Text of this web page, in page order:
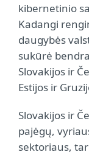
kibernetinio
Kadangi
daugybės
sukūrė
Slovakijos ir
Estijos ir
Slovakijos ir
pajėgų,
sektoriaus,